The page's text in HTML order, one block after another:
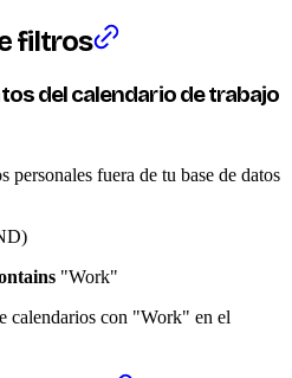
filtros
del calendario de trabajo
personales fuera de tu base de datos
"Work"
calendarios con "Work" en el